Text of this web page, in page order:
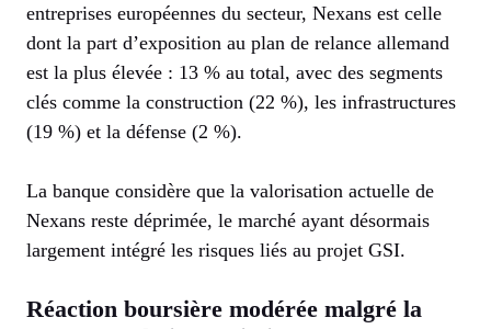
entreprises européennes du secteur, Nexans est celle
dont la part d’exposition au plan de relance allemand
est la plus élevée : 13 % au total, avec des segments
clés comme la construction (22 %), les infrastructures
(19 %) et la défense (2 %).
La banque considère que la valorisation actuelle de
Nexans reste déprimée, le marché ayant désormais
largement intégré les risques liés au projet GSI.
Réaction boursière modérée malgré la